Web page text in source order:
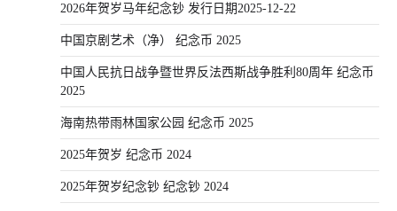
2026年贺岁马年纪念钞 发行日期2025-12-22
中国京剧艺术（净） 纪念币 2025
中国人民抗日战争暨世界反法西斯战争胜利80周年 纪念币
2025
海南热带雨林国家公园 纪念币 2025
2025年贺岁 纪念币 2024
2025年贺岁纪念钞 纪念钞 2024